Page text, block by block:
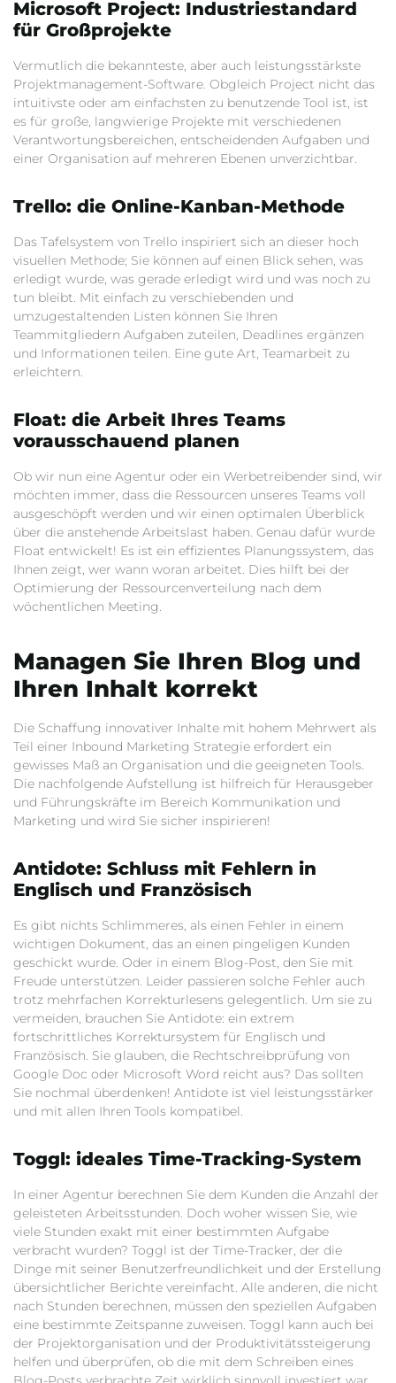
Microsoft Project: Industriestandard
für Großprojekte
Vermutlich die bekannteste, aber auch leistungsstärkste
Projektmanagement-Software. Obgleich Project nicht das
intuitivste oder am einfachsten zu benutzende Tool ist, ist
es für große, langwierige Projekte mit verschiedenen
Verantwortungsbereichen, entscheidenden Aufgaben und
einer Organisation auf mehreren Ebenen unverzichtbar.
Trello: die Online-Kanban-Methode
Das Tafelsystem von Trello inspiriert sich an dieser hoch
visuellen Methode; Sie können auf einen Blick sehen, was
erledigt wurde, was gerade erledigt wird und was noch zu
tun bleibt. Mit einfach zu verschiebenden und
umzugestaltenden Listen können Sie Ihren
Teammitgliedern Aufgaben zuteilen, Deadlines ergänzen
und Informationen teilen. Eine gute Art, Teamarbeit zu
erleichtern.
Float: die Arbeit Ihres Teams
vorausschauend planen
Ob wir nun eine Agentur oder ein Werbetreibender sind, wir
möchten immer, dass die Ressourcen unseres Teams voll
ausgeschöpft werden und wir einen optimalen Überblick
über die anstehende Arbeitslast haben. Genau dafür wurde
Float entwickelt! Es ist ein effizientes Planungssystem, das
Ihnen zeigt, wer wann woran arbeitet. Dies hilft bei der
Optimierung der Ressourcenverteilung nach dem
wöchentlichen Meeting.
Managen Sie Ihren Blog und
Ihren Inhalt korrekt
Die Schaffung innovativer Inhalte mit hohem Mehrwert als
Teil einer Inbound Marketing Strategie erfordert ein
gewisses Maß an Organisation und die geeigneten Tools.
Die nachfolgende Aufstellung ist hilfreich für Herausgeber
und Führungskräfte im Bereich Kommunikation und
Marketing und wird Sie sicher inspirieren!
Antidote: Schluss mit Fehlern in
Englisch und Französisch
Es gibt nichts Schlimmeres, als einen Fehler in einem
wichtigen Dokument, das an einen pingeligen Kunden
geschickt wurde. Oder in einem Blog-Post, den Sie mit
Freude unterstützen. Leider passieren solche Fehler auch
trotz mehrfachen Korrekturlesens gelegentlich. Um sie zu
vermeiden, brauchen Sie Antidote: ein extrem
fortschrittliches Korrektursystem für Englisch und
Französisch. Sie glauben, die Rechtschreibprüfung von
Google Doc oder Microsoft Word reicht aus? Das sollten
Sie nochmal überdenken! Antidote ist viel leistungsstärker
und mit allen Ihren Tools kompatibel.
Toggl: ideales Time-Tracking-System
In einer Agentur berechnen Sie dem Kunden die Anzahl der
geleisteten Arbeitsstunden. Doch woher wissen Sie, wie
viele Stunden exakt mit einer bestimmten Aufgabe
verbracht wurden? Toggl ist der Time-Tracker, der die
Dinge mit seiner Benutzerfreundlichkeit und der Erstellung
übersichtlicher Berichte vereinfacht. Alle anderen, die nicht
nach Stunden berechnen, müssen den speziellen Aufgaben
eine bestimmte Zeitspanne zuweisen. Toggl kann auch bei
der Projektorganisation und der Produktivitätssteigerung
helfen und überprüfen, ob die mit dem Schreiben eines